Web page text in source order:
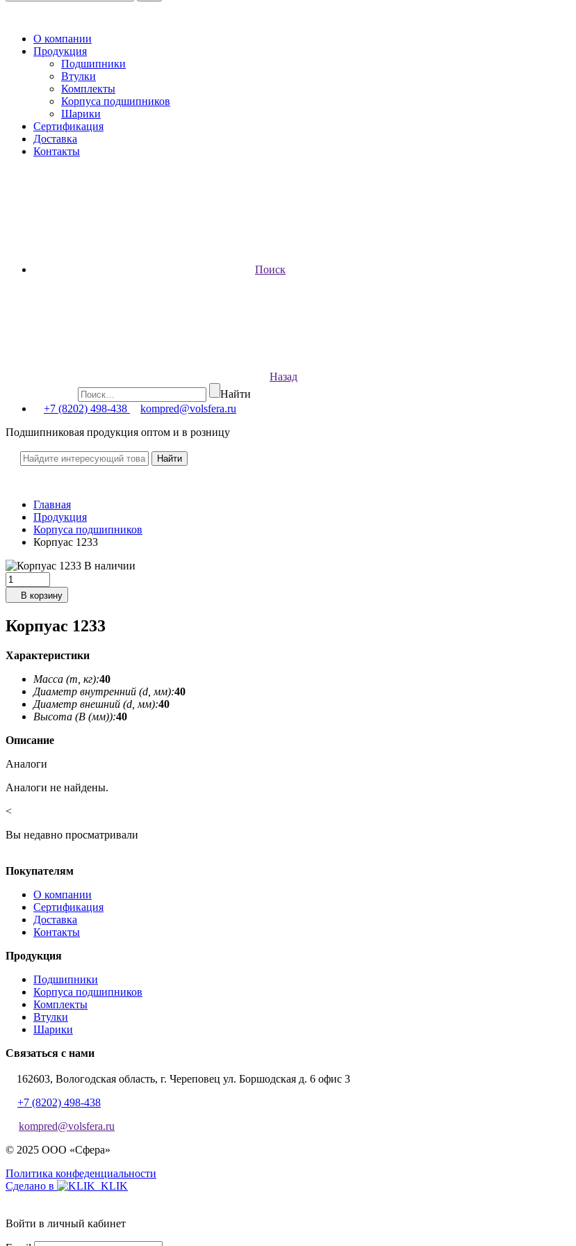
О компании
Продукция
Подшипники
Втулки
Комплекты
Корпуса подшипников
Шарики
Сертификация
Доставка
Контакты
Поиск
Назад
Найти
+7 (8202) 498-438
kompred@volsfera.ru
Подшипниковая продукция оптом и в розницу
Главная
Продукция
Корпуса подшипников
Корпуас 1233
В наличии
В корзину
Корпуас 1233
Характеристики
Масса (m, кг):40
Диаметр внутренний (d, мм):40
Диаметр внешний (d, мм):40
Высота (В (мм)):40
Описание
Аналоги
Аналоги не найдены.
<
Вы недавно просматривали
Покупателям
О компании
Сертификация
Доставка
Контакты
Продукция
Подшипники
Корпуса подшипников
Комплекты
Втулки
Шарики
Связаться с нами
162603, Вологодская область, г. Череповец ул. Боршодская д. 6 офис 3
+7 (8202) 498-438
kompred@volsfera.ru
© 2025 ООО «Сфера»
Политика конфеденциальности
Сделано в
Войти в личный кабинет